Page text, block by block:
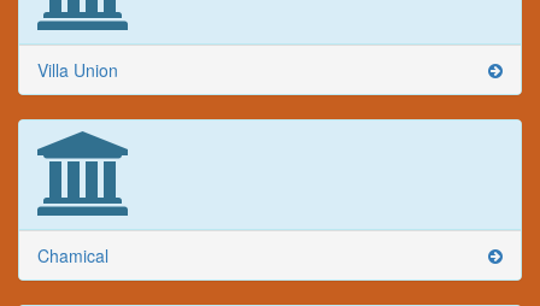
Villa Union
Chamical